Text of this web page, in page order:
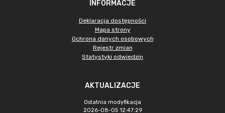
INFORMACJE
Deklaracja dostępności
Mapa strony
Ochrona danych osobowych
Rejestr zmian
Statystyki odwiedzin
AKTUALIZACJE
Ostatnia modyfikacja
2026-08-05 12:47:29